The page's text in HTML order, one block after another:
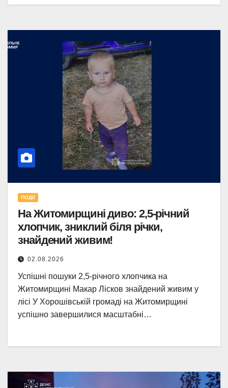
ПОДІЇ
На Житомирщині диво: 2,5-річний
хлопчик, зниклий біля річки,
знайдений живим!
02.08.2026
Успішні пошуки 2,5-річного хлопчика на
Житомирщині Макар Лісков знайдений живим у
лісі У Хорошівській громаді на Житомирщині
успішно завершилися масштабні…